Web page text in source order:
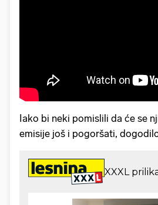
Iako bi neki pomislili da će se
emisije još i pogoršati,